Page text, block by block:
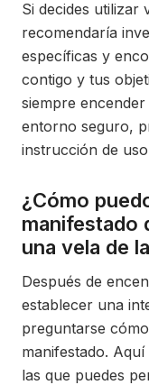
Si decides utilizar
recomendaría
específicas y
contigo y tus
siempre
entorno seguro,
instrucción de
¿Cómo
manifestado
una vela de
Después de
establecer una
preguntarse
manifestado.
las que puedes